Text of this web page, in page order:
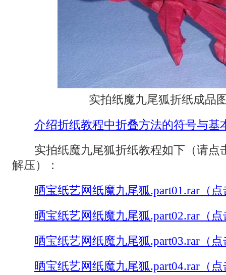
实拍纸魔九尾狐折纸成品
介绍折纸教程中折叠方法的符号与基
实拍纸魔九尾狐折纸教程如下（请点
解压）：
晒宝纸艺网纸魔九尾狐.part01.rar（
晒宝纸艺网纸魔九尾狐.part02.rar（
晒宝纸艺网纸魔九尾狐.part03.rar（
晒宝纸艺网纸魔九尾狐.part04.rar（